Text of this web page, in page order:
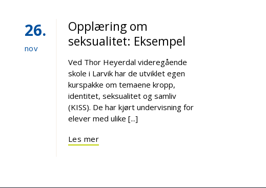
26
nov
Opplæring om
seksualitet: Eksempel
Ved Thor Heyerdal videregående
skole i Larvik har de utviklet egen
kurspakke om temaene kropp,
identitet, seksualitet og samliv
(KISS). De har kjørt undervisning for
elever med ulike [...]
Les mer